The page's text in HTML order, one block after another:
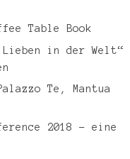
Table Book
in der Welt“
Te, Mantua
2018 – eine